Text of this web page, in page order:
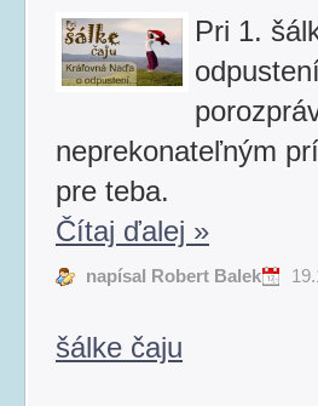
Pri 1.
neprekonateľným
pre teba.
Čítaj ďalej »
napísal Robert Balek
šálke čaju